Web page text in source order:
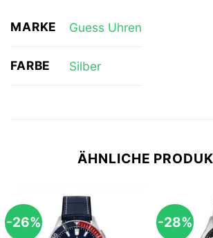
MARKE Guess Uhren
FARBE Silber
ÄHNLICHE
-26% -28%